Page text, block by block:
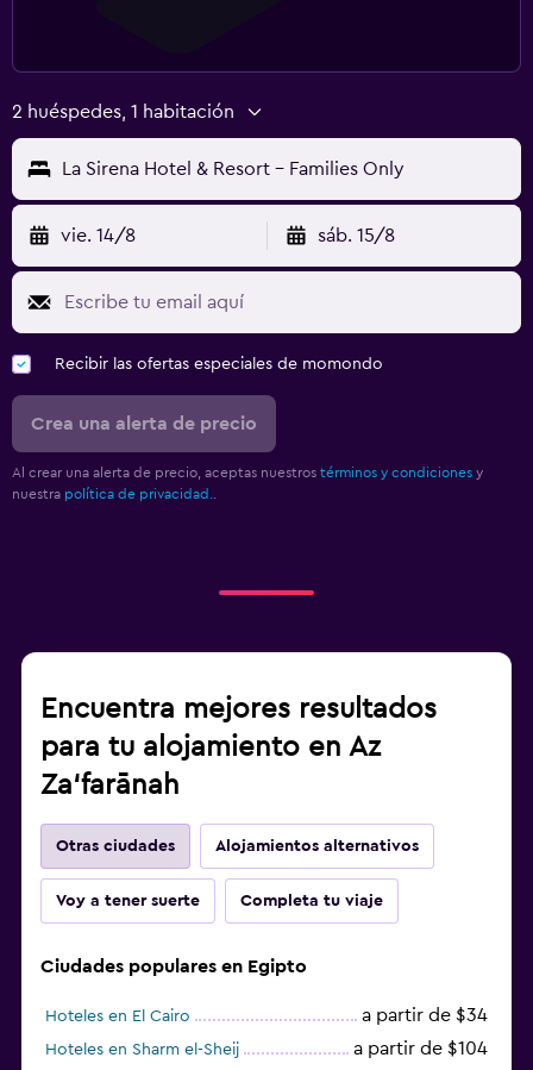
2 huéspedes, 1 habitación
La Sirena Hotel & Resort - Families Only
vie. 14/8 sáb. 15/8
Recibir las ofertas especiales de momondo
Crea una alerta de precio
Al crear una alerta de precio, aceptas nuestros términos y condiciones y
nuestra política de privacidad.
Encuentra mejores resultados
para tu alojamiento en Az
Za‘farānah
Otras ciudades Alojamientos alternativos
Voy a tener suerte Completa tu viaje
Ciudades populares en Egipto
Hoteles en El Cairo a partir de $34
Hoteles en Sharm el-Sheij a partir de $104